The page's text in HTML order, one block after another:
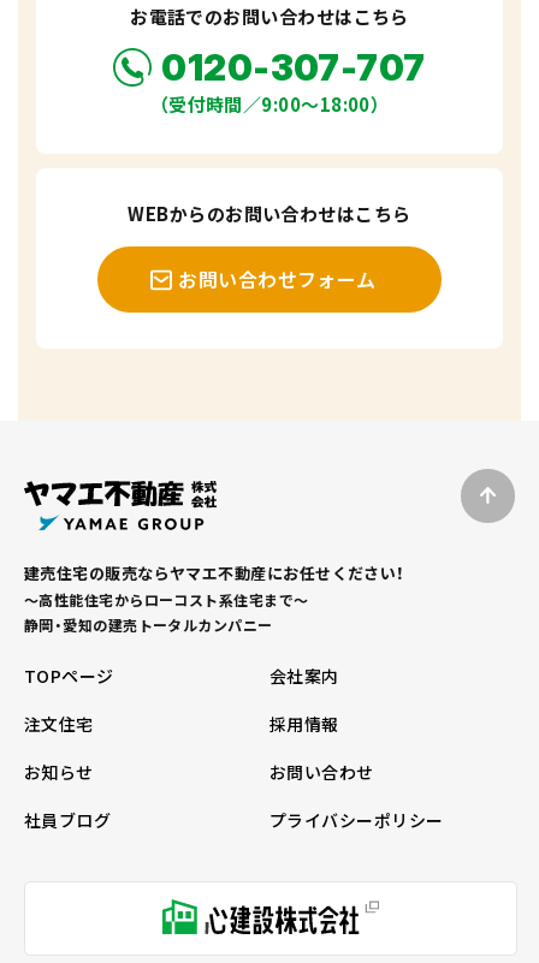
お電話でのお問い合わせはこちら
0120-307-707
（受付時間／9:00〜18:00）
WEBからのお問い合わせはこちら
お問い合わせフォーム
建売住宅の販売ならヤマエ不動産にお任せください！
～高性能住宅からローコスト系住宅まで～
静岡・愛知の建売トータルカンパニー
TOPページ
会社案内
注文住宅
採用情報
お知らせ
お問い合わせ
社員ブログ
プライバシーポリシー